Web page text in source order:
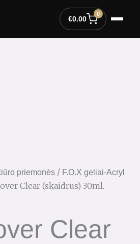
€0.00
0
priemonės / F.O.X geliai-Acryl
Clear (skaidrus) 30ml.
Clear